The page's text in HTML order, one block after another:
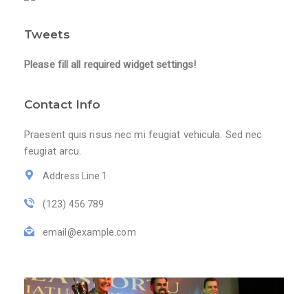
Tweets
Please fill all required widget settings!
Contact Info
Praesent quis risus nec mi feugiat vehicula. Sed nec
feugiat arcu.
Address Line 1
(123) 456 789
email@example.com